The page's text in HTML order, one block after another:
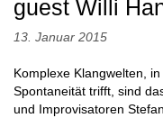
guest Willi
13. Januar 2015
Komplexe Klangwelten,
Spontaneität trifft, sind
und Improvisatoren